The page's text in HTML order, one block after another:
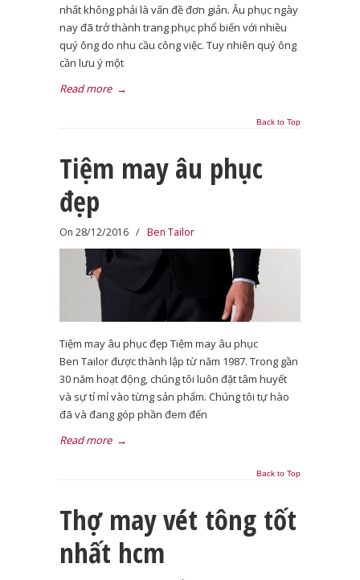
nhất không phải là vấn đề đơn giản. Âu phục ngày
nay đã trở thành trang phục phổ biến với nhiều
quý ông do nhu cầu công việc. Tuy nhiên quý ông
cần lưu ý một
Read more →
Back to Top
Tiệm may âu phục
đẹp
On 28/12/2016 / Ben Tailor
Tiệm may âu phục đẹp Tiệm may âu phục
Ben Tailor được thành lập từ năm 1987. Trong gần
30 năm hoạt động, chúng tôi luôn đặt tâm huyết
và sự tỉ mỉ vào từng sản phẩm. Chúng tôi tự hào
đã và đang góp phần đem đến
Read more →
Back to Top
Thợ may vét tông tốt
nhất hcm